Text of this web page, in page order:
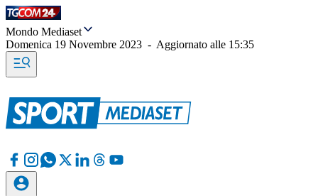
Mondo Mediaset
Domenica 19 Novembre 2023 - Aggiornato alle 15:35